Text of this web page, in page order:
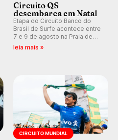
Circuito QS
desembarca em Natal
Etapa do Circuito Banco do
Brasil de Surfe acontece entre
7 e 9 de agosto na Praia de
Miami (RN), em disputas
leia mais »
CIRCUITO MUNDIAL